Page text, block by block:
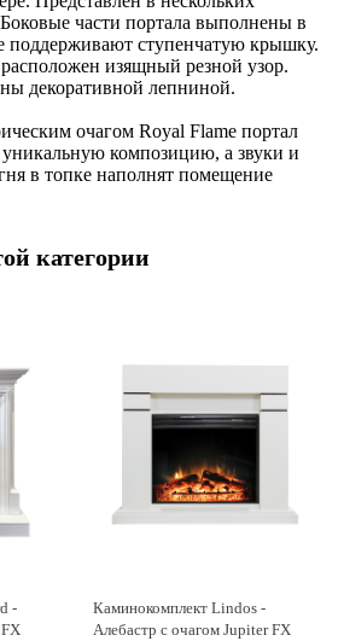
части портала выполнены в
поддерживают ступенчатую крышку.
изящный резной узор.
декоративной лепниной.
очагом Royal Flame портал
уникальную композицию, а звуки и
в топке наполнят помещение
категории
-
Каминокомплект Lindos -
Алебастр с очагом Jupiter FX